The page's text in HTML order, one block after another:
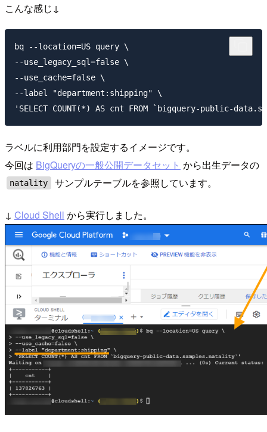
こんな感じ↓
bq --location=US query \
--use_legacy_sql=false \
--use_cache=false \
--label "department:shipping" \
ラベルに利用部門を設定するイメージです。
今回は BigQueryの一般公開データセット から出生データの
natality サンプルテーブルを参照しています。
↓ Cloud Shell から実行しました。